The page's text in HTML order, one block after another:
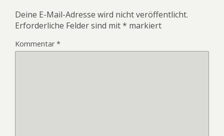
Deine E-Mail-Adresse wird nicht veröffentlicht.
Erforderliche Felder sind mit* markiert
Kommentar*